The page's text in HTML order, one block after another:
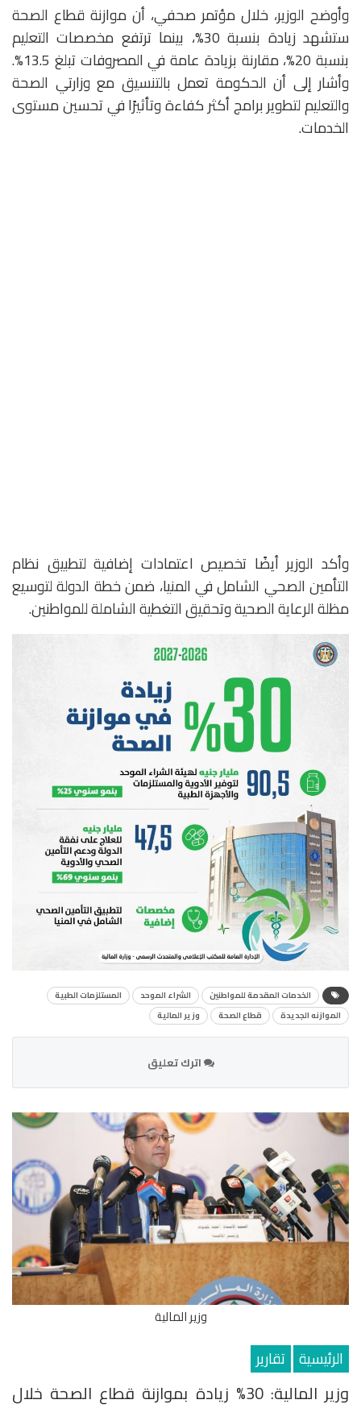
وأوضح الوزير، خلال مؤتمر صحفي، أن موازنة قطاع الصحة
ستشهد زيادة بنسبة 30%، بينما ترتفع مخصصات التعليم
بنسبة 20%، مقارنة بزيادة عامة في المصروفات تبلغ 13.5%.
وأشار إلى أن الحكومة تعمل بالتنسيق مع وزارتي الصحة
والتعليم لتطوير برامج أكثر كفاءة وتأثيرًا في تحسين مستوى
الخدمات.
وأكد الوزير أيضًا تخصيص اعتمادات إضافية لتطبيق نظام
التأمين الصحي الشامل في المنيا، ضمن خطة الدولة لتوسيع
مظلة الرعاية الصحية وتحقيق التغطية الشاملة للمواطنين.
الخدمات المقدمة للمواطنين الشراء الموحد
المستلزمات الطبية
الموازنه الجديدة
قطاع الصحة وزير المالية
اترك تعليق
وزير المالية
الرئيسية تقارير
وزير المالية: 30% زيادة بموازنة قطاع الصحة خلال